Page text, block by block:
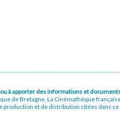
à apporter des informations et
de Bretagne, La Cinémathèque
production et de distribution citées dans ce